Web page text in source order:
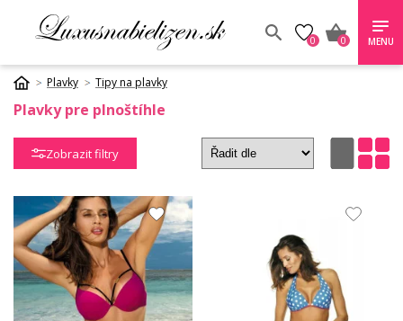
0 0 MENU
Plavky Tipy na plavky
Plavky pre plnoštíhle
Zobrazit filtry